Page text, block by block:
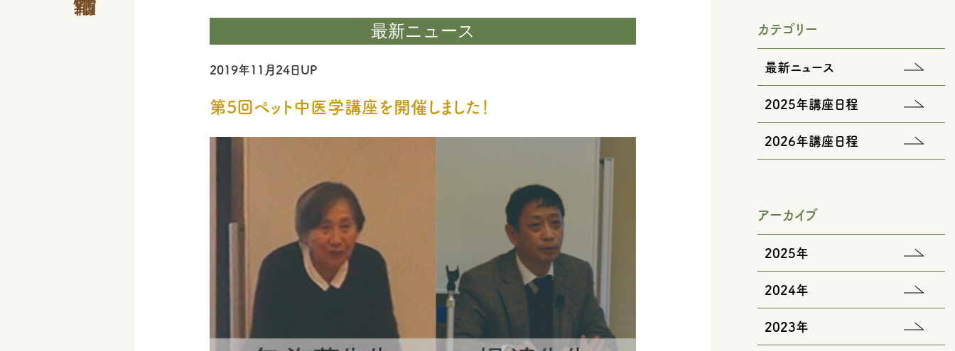
最新ニュース
2019年11月24日UP
第5回ペット中医学講座を開催しました！
カテゴリー
最新ニュース
2025年講座日程
2026年講座日程
アーカイブ
2025年
2024年
2023年